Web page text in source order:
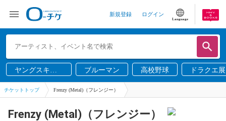
新規登録 ログイン
Language
ヤングスキニ
ー
ブルーマン 高校野球 ドラクエ展
チケットトップ Frenzy (Metal)（フレンジー）
Frenzy (Metal)（フレンジー）